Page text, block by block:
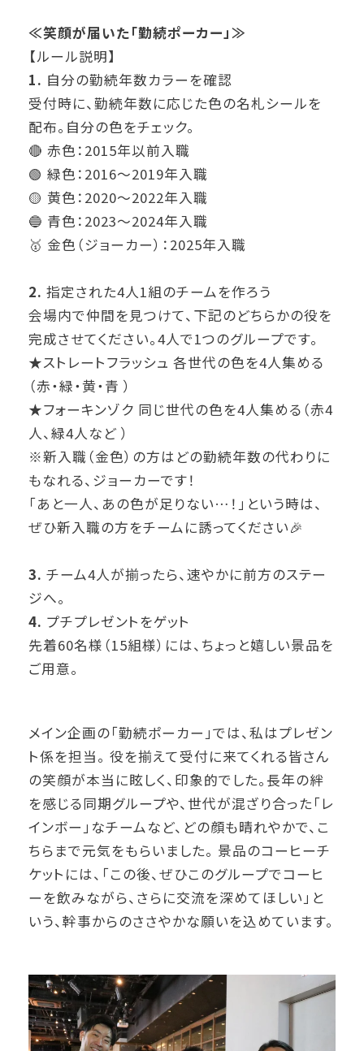
≪笑顔が届いた「勤続ポーカー」≫
【ルール説明】
1. 自分の勤続年数カラーを確認
受付時に、勤続年数に応じた色の名札シールを
配布。自分の色をチェック。
🔴 赤色：2015年以前入職
🟢 緑色：2016～2019年入職
🟡 黄色：2020～2022年入職
🔵 青色：2023～2024年入職
🥇 金色（ジョーカー）：2025年入職
2. 指定された4人1組のチームを作ろう
会場内で仲間を見つけて、下記のどちらかの役を
完成させてください。4人で1つのグループです。
★ストレートフラッシュ 各世代の色を4人集める
（赤・緑・黄・青 ）
★フォーキンゾク 同じ世代の色を4人集める（赤4
人、緑4人など ）
※新入職（金色）の方はどの勤続年数の代わりに
もなれる、ジョーカーです！
「あと一人、あの色が足りない…！」という時は、
ぜひ新入職の方をチームに誘ってください🎉
3. チーム4人が揃ったら、速やかに前方のステー
ジへ。
4. プチプレゼントをゲット
先着60名様（15組様）には、ちょっと嬉しい景品を
ご用意。
メイン企画の「勤続ポーカー」では、私はプレゼン
ト係を担当。 役を揃えて受付に来てくれる皆さん
の笑顔が本当に眩しく、印象的でした。長年の絆
を感じる同期グループや、世代が混ざり合った「レ
インボー」なチームなど、どの顔も晴れやかで、こ
ちらまで元気をもらいました。 景品のコーヒーチ
ケットには、「この後、ぜひこのグループでコーヒ
ーを飲みながら、さらに交流を深めてほしい」と
いう、幹事からのささやかな願いを込めています。